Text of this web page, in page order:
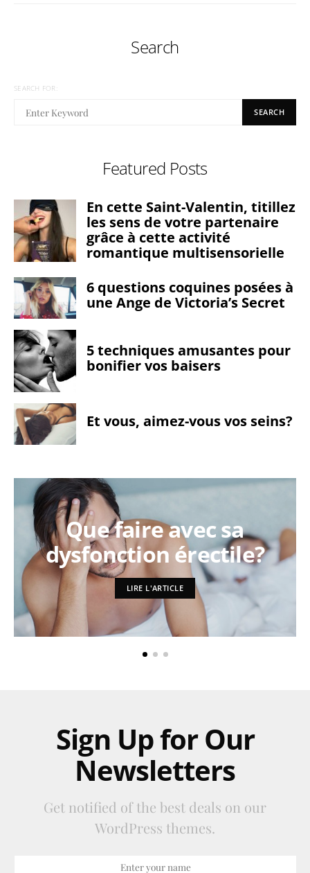
Search
SEARCH FOR:
SEARCH
Featured Posts
En cette Saint-Valentin, titillez
les sens de votre partenaire
grâce à cette activité
romantique multisensorielle
6 questions coquines posées à
une Ange de Victoria’s Secret
5 techniques amusantes pour
bonifier vos baisers
Et vous, aimez-vous vos seins?
Que faire avec sa
dysfonction érectile?
LIRE L'ARTICLE
Sign Up for Our
Newsletters
Get notified of the best deals on our
WordPress themes.